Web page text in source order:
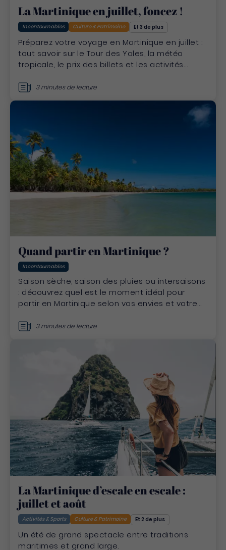
La Martinique en juillet, foncez !
Incontournables Culture & Patrimoine Et 3 de plus
Préparez votre voyage en Martinique en juillet :
tout savoir sur le Tour des Yoles, la météo
tropicale, le prix des billets et les activités
3 minutes de lecture
Quand partir en Martinique ?
Incontournables
Saison sèche, saison des pluies ou intersaisons
: découvrez quel est le moment idéal pour
partir en Martinique selon vos envies et votre
3 minutes de lecture
La Martinique d’escale en escale :
juillet et août
Activités & Sports Culture & Patrimoine Et 2 de plus
Un été de grand spectacle entre traditions
maritimes et grand large.